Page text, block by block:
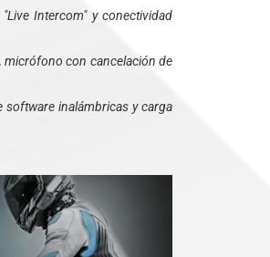
Intercom" y conectividad
micrófono con cancelación de
software inalámbricas y carga